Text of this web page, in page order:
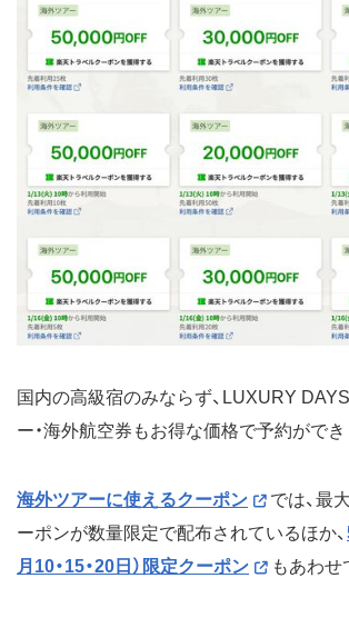
国内の高級宿のみならず、LUXURY
ー・海外航空券もお得な価格で予約ができ
海外ツアーに使えるクーポン
では、最
ーポンが数量限定で配布されているほか、
月10・15・20日）限定クーポン
もあわせ